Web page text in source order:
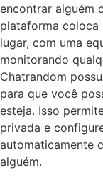
encontrar alguém
plataforma coloca
lugar, com uma
monitorando
Chatrandom
para que você
esteja. Isso
privada e
automaticamente
alguém.